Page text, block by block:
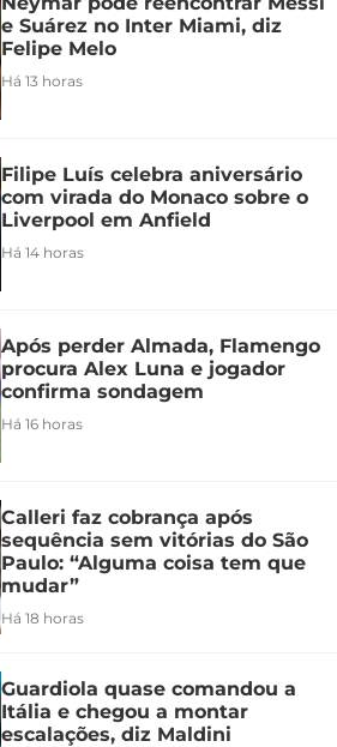
e Suárez no Inter Miami, diz
Felipe Melo
Há 13 horas
Filipe Luís celebra aniversário
com virada do Monaco sobre o
Liverpool em Anfield
Há 14 horas
Após perder Almada, Flamengo
procura Alex Luna e jogador
confirma sondagem
Há 16 horas
Calleri faz cobrança após
sequência sem vitórias do São
Paulo: “Alguma coisa tem que
mudar”
Há 18 horas
Guardiola quase comandou a
Itália e chegou a montar
escalações, diz Maldini